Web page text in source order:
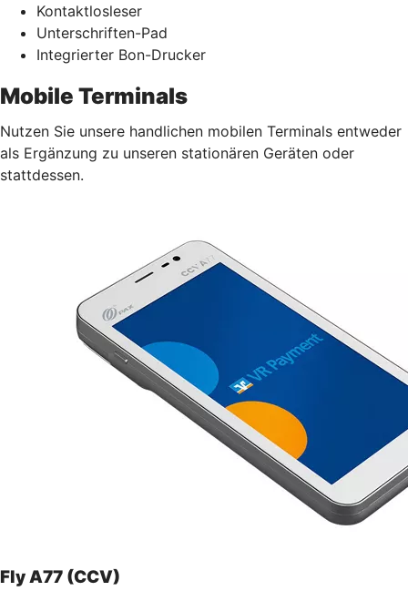
Kontaktlosleser
Unterschriften-Pad
Integrierter Bon-Drucker
Mobile Terminals
Nutzen Sie unsere handlichen mobilen Terminals entweder
als Ergänzung zu unseren stationären Geräten oder
stattdessen.
Fly A77 (CCV)